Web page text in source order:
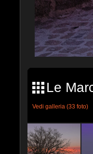
Le
Vedi galleria (33 foto)